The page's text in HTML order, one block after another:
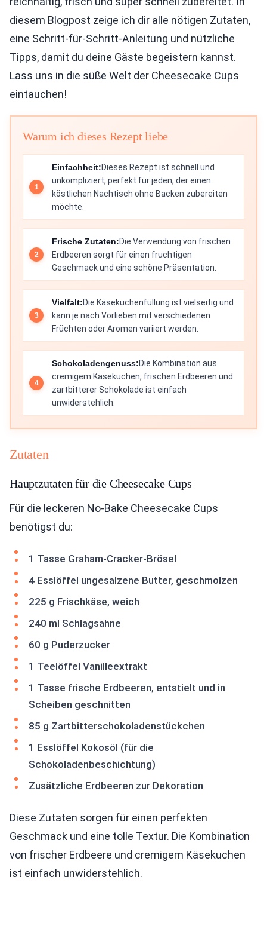
diesem Blogpost zeige ich dir alle nötigen Zutaten,
eine Schritt-für-Schritt-Anleitung und nützliche
Tipps, damit du deine Gäste begeistern kannst.
Lass uns in die süße Welt der Cheesecake Cups
eintauchen!
Warum ich dieses Rezept liebe
Einfachheit:Dieses Rezept ist schnell und
unkompliziert, perfekt für jeden, der einen
köstlichen Nachtisch ohne Backen zubereiten
möchte.
Frische Zutaten:Die Verwendung von frischen
Erdbeeren sorgt für einen fruchtigen
Geschmack und eine schöne Präsentation.
Vielfalt:Die Käsekuchenfüllung ist vielseitig und
kann je nach Vorlieben mit verschiedenen
Früchten oder Aromen variiert werden.
Schokoladengenuss:Die Kombination aus
cremigem Käsekuchen, frischen Erdbeeren und
zartbitterer Schokolade ist einfach
unwiderstehlich.
Zutaten
Hauptzutaten für die Cheesecake Cups
Für die leckeren No-Bake Cheesecake Cups
benötigst du:
1 Tasse Graham-Cracker-Brösel
4 Esslöffel ungesalzene Butter, geschmolzen
225 g Frischkäse, weich
240 ml Schlagsahne
60 g Puderzucker
1 Teelöffel Vanilleextrakt
1 Tasse frische Erdbeeren, entstielt und in
Scheiben geschnitten
85 g Zartbitterschokoladenstückchen
1 Esslöffel Kokosöl (für die
Schokoladenbeschichtung)
Zusätzliche Erdbeeren zur Dekoration
Diese Zutaten sorgen für einen perfekten
Geschmack und eine tolle Textur. Die Kombination
von frischer Erdbeere und cremigem Käsekuchen
ist einfach unwiderstehlich.